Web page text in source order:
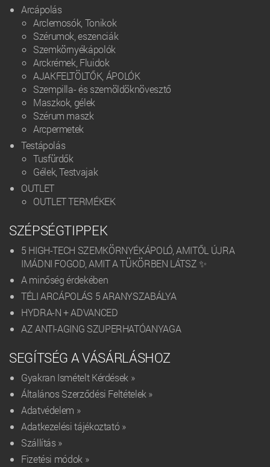
Arcápolás
Arclemosók, Tonikok
Szérumok, eszenciák
Szemkörnyékápolók
Arckrémek, Fluidok
AJAKFELTÖLTŐK, ÁPOLÓK
Szempilla- és szemöldöknövesztő
Maszkok, gélek
Szérum maszk
Arcpermetek
Testápolás
Tusfürdők
Gélek, Testvajak
OUTLET
OUTLET TERMÉKEK
SZÉPSÉGTIPPEK
5 HIGH-TECH SZEMKÖRNYÉKÁPOLÓ, AMITŐL ÚJRA
IMÁDNI FOGOD, AMIT A TÜKÖRBEN LÁTSZ ✨
A minőség érdekében
TÉLI ARCÁPOLÁS 5 ARANYSZABÁLYA
HYDRA-N + ADVANCED
AZ ANTI-AGING SZUPERHATÓANYAGA
SEGÍTSÉG A VÁSÁRLÁSHOZ
Gyakran Ismételt Kérdések »
Általános Szerződési Feltételek »
Adatvédelem »
Adatkezelési tájékoztató »
Szállítás »
Fizetési módok »